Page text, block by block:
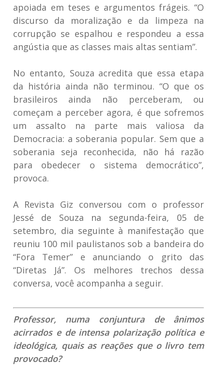
apoiada em teses e argumentos frágeis. “O
discurso da moralização e da limpeza na
corrupção se espalhou e respondeu a essa
angústia que as classes mais altas sentiam”.
No entanto, Souza acredita que essa etapa
da história ainda não terminou. “O que os
brasileiros ainda não perceberam, ou
começam a perceber agora, é que sofremos
um assalto na parte mais valiosa da
Democracia: a soberania popular. Sem que a
soberania seja reconhecida, não há razão
para obedecer o sistema democrático”,
provoca.
A Revista Giz conversou com o professor
Jessé de Souza na segunda-feira, 05 de
setembro, dia seguinte à manifestação que
reuniu 100 mil paulistanos sob a bandeira do
“Fora Temer” e anunciando o grito das
“Diretas Já”. Os melhores trechos dessa
conversa, você acompanha a seguir.
Professor, numa conjuntura de ânimos
acirrados e de intensa polarização política e
ideológica, quais as reações que o livro tem
provocado?